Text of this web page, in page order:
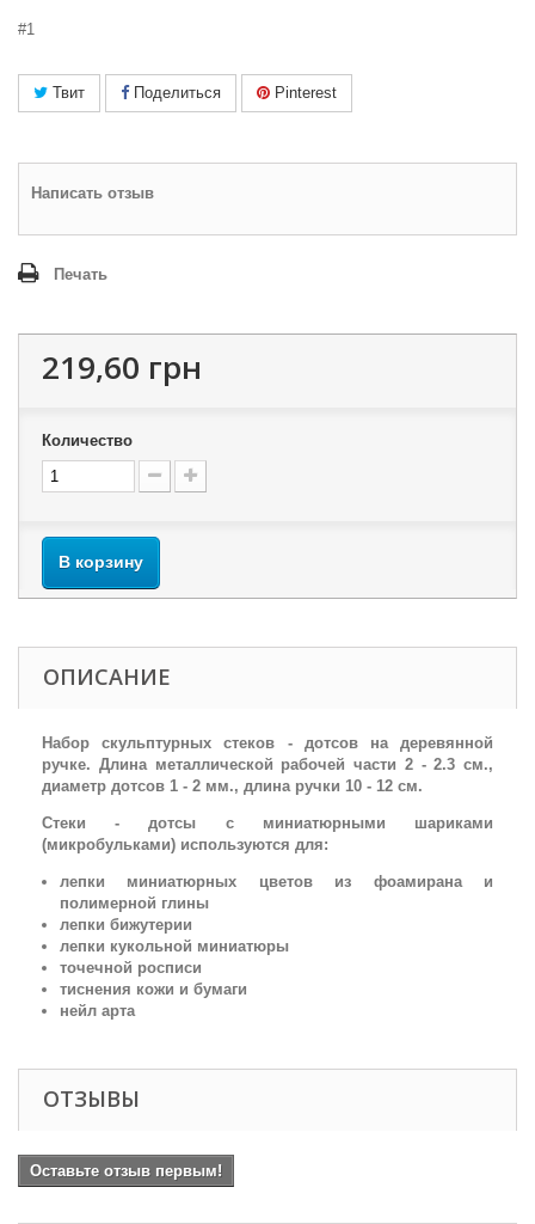
#1
Твит Поделиться Pinterest
Написать отзыв
Печать
219,60 грн
Количество
В корзину
ОПИСАНИЕ
Набор скульптурных стеков - дотсов на деревянной
ручке. Длина металлической рабочей части 2 - 2.3 см.,
диаметр дотсов 1 - 2 мм., длина ручки 10 - 12 см.
Стеки - дотсы с миниатюрными шариками
(микробульками) используются для:
лепки миниатюрных цветов из фоамирана и
полимерной глины
лепки бижутерии
лепки кукольной миниатюры
точечной росписи
тиснения кожи и бумаги
нейл арта
ОТЗЫВЫ
Оставьте отзыв первым!